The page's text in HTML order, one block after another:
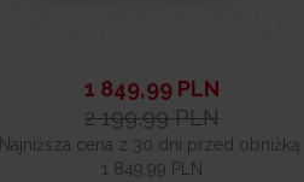
1 849,99 PLN
2 199,99 PLN
Najniższa cena z 30 dni przed obniżką:
1 849,99 PLN